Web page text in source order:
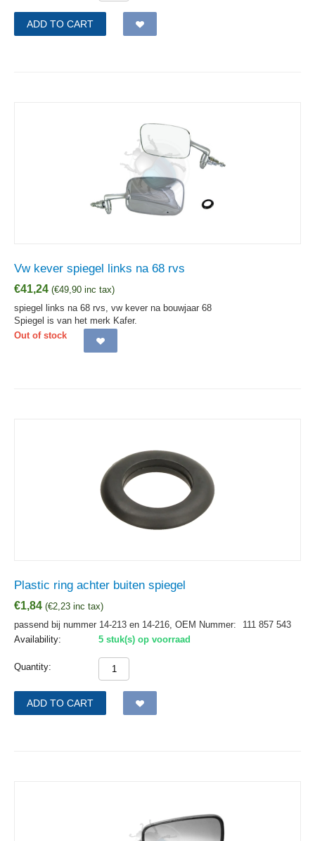
ADD TO CART
Vw kever spiegel links na 68 rvs
€41,24 (€49,90 inc tax)
spiegel links na 68 rvs, vw kever na bouwjaar 68
Spiegel is van het merk Kafer.
Out of stock
Plastic ring achter buiten spiegel
€1,84 (€2,23 inc tax)
passend bij nummer 14-213 en 14-216, OEM Nummer:
111 857 543
Availability:
5 stuk(s) op voorraad
Quantity:
ADD TO CART